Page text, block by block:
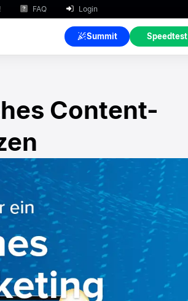
FAQ Login
Summit Speedtest
Content-